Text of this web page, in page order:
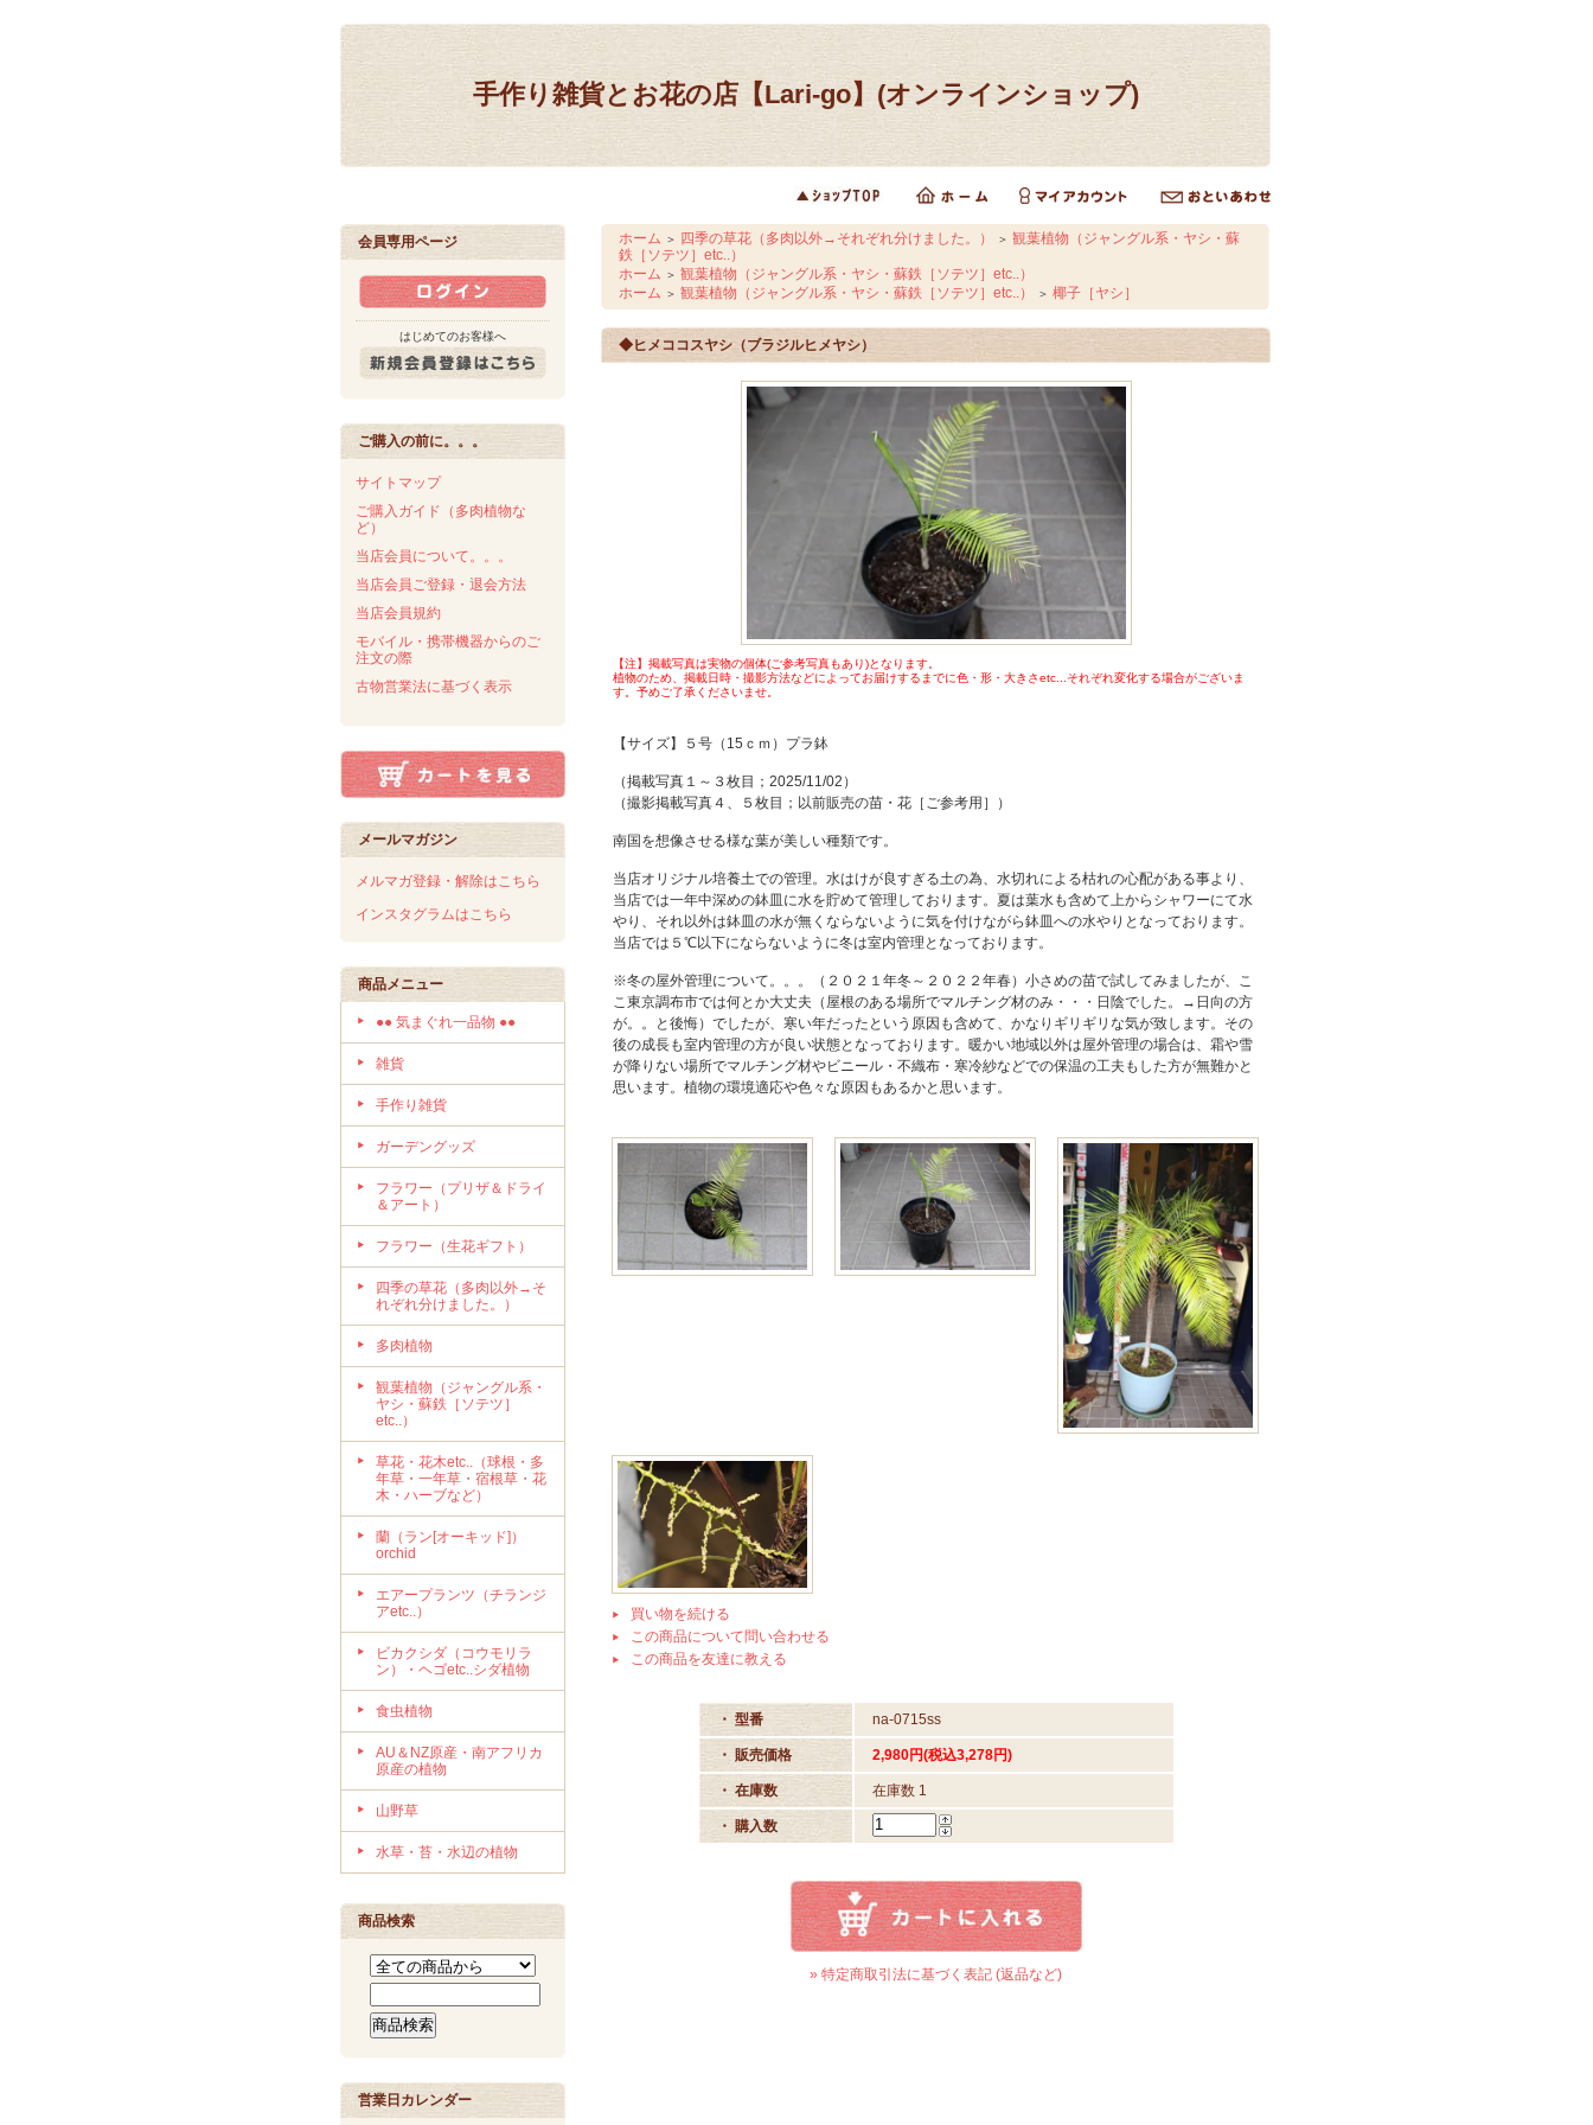
手作り雑貨とお花の店【Lari-go】(オンラインショップ)
会員専用ページ
はじめてのお客様へ
ご購入の前に。。。
サイトマップ
ご購入ガイド（多肉植物な
ど）
当店会員について。。。
当店会員ご登録・退会方法
当店会員規約
モバイル・携帯機器からのご
注文の際
古物営業法に基づく表示
メールマガジン
メルマガ登録・解除はこちら
インスタグラムはこちら
商品メニュー
●● 気まぐれ一品物 ●●
雑貨
手作り雑貨
ガーデングッズ
フラワー（プリザ＆ドライ
＆アート）
フラワー（生花ギフト）
四季の草花（多肉以外→そ
れぞれ分けました。）
多肉植物
観葉植物（ジャングル系・
ヤシ・蘇鉄［ソテツ］
etc..）
草花・花木etc..（球根・多
年草・一年草・宿根草・花
木・ハーブなど）
蘭（ラン[オーキッド]）
orchid
エアープランツ（チランジ
アetc..）
ビカクシダ（コウモリラ
ン）・ヘゴetc..シダ植物
食虫植物
AU＆NZ原産・南アフリカ
原産の植物
山野草
水草・苔・水辺の植物
商品検索
営業日カレンダー
ホーム ＞ 四季の草花（多肉以外→それぞれ分けました。） ＞ 観葉植物（ジャングル系・ヤシ・蘇
鉄［ソテツ］etc..）
ホーム ＞ 観葉植物（ジャングル系・ヤシ・蘇鉄［ソテツ］etc..）
ホーム ＞ 観葉植物（ジャングル系・ヤシ・蘇鉄［ソテツ］etc..） ＞ 椰子［ヤシ］
◆ヒメココスヤシ（ブラジルヒメヤシ）
【注】掲載写真は実物の個体(ご参考写真もあり)となります。
植物のため、掲載日時・撮影方法などによってお届けするまでに色・形・大きさetc...それぞれ変化する場合がございま
す。予めご了承くださいませ。
【サイズ】５号（15ｃｍ）プラ鉢
（掲載写真１～３枚目；2025/11/02）
（撮影掲載写真４、５枚目；以前販売の苗・花［ご参考用］）
南国を想像させる様な葉が美しい種類です。
当店オリジナル培養土での管理。水はけが良すぎる土の為、水切れによる枯れの心配がある事より、
当店では一年中深めの鉢皿に水を貯めて管理しております。夏は葉水も含めて上からシャワーにて水
やり、それ以外は鉢皿の水が無くならないように気を付けながら鉢皿への水やりとなっております。
当店では５℃以下にならないように冬は室内管理となっております。
※冬の屋外管理について。。。（２０２１年冬～２０２２年春）小さめの苗で試してみましたが、こ
こ東京調布市では何とか大丈夫（屋根のある場所でマルチング材のみ・・・日陰でした。→日向の方
が。。と後悔）でしたが、寒い年だったという原因も含めて、かなりギリギリな気が致します。その
後の成長も室内管理の方が良い状態となっております。暖かい地域以外は屋外管理の場合は、霜や雪
が降りない場所でマルチング材やビニール・不織布・寒冷紗などでの保温の工夫もした方が無難かと
思います。植物の環境適応や色々な原因もあるかと思います。
買い物を続ける
この商品について問い合わせる
この商品を友達に教える
・ 型番 na-0715ss
・ 販売価格 2,980円(税込3,278円)
・ 在庫数 在庫数 1
・ 購入数
» 特定商取引法に基づく表記 (返品など)